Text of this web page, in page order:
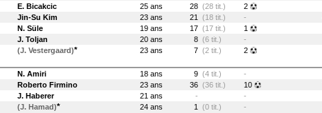
E. Bicakcic 25 ans 28 (28 tit.) 2
Jin-Su Kim 23 ans 21 (18 tit.) -
N. Süle 19 ans 17 (17 tit.) 1
J. Toljan 20 ans 8 (6 tit.) -
(J. Vestergaard)* 23 ans 7 (2 tit.) 2
N. Amiri 18 ans 9 (4 tit.) -
Roberto Firmino 23 ans 36 (36 tit.) 10
J. Haberer 21 ans - -
(J. Hamad)* 24 ans 1 (0 tit.) -